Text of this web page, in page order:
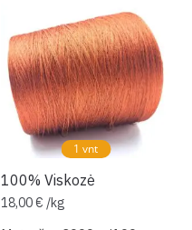
1 vnt
100% Viskozė
18,00€ /kg